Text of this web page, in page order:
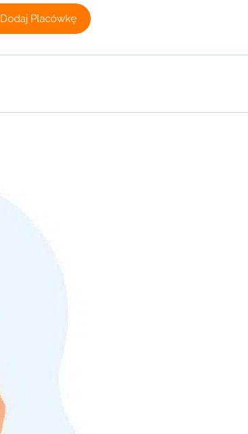
Dodaj Placówkę